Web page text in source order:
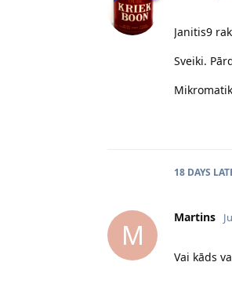
Janitis9
Sveiki.
18 DAYS
M
Martins
Vai kāds